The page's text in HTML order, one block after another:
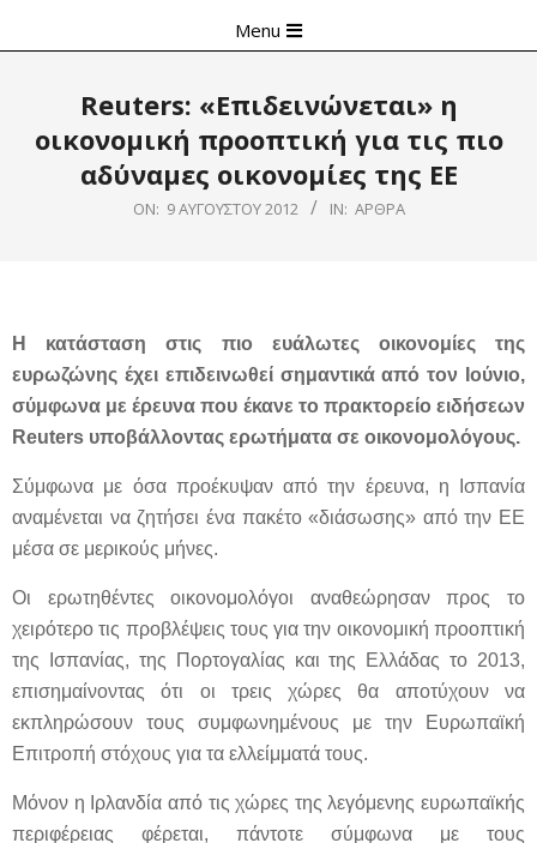
Navigation
Menu
Reuters: «Επιδεινώνεται» η
οικονομική προοπτική για τις πιο
αδύναμες οικονομίες της ΕΕ
ON: 9 ΑΥΓΟΎΣΤΟΥ 2012 IN: ΆΡΘΡΑ
Η κατάσταση στις πιο ευάλωτες οικονομίες της
ευρωζώνης έχει επιδεινωθεί σημαντικά από τον Ιούνιο,
σύμφωνα με έρευνα που έκανε το πρακτορείο ειδήσεων
Reuters υποβάλλοντας ερωτήματα σε οικονομολόγους.
Σύμφωνα με όσα προέκυψαν από την έρευνα, η Ισπανία
αναμένεται να ζητήσει ένα πακέτο «διάσωσης» από την ΕΕ
μέσα σε μερικούς μήνες.
Οι ερωτηθέντες οικονομολόγοι αναθεώρησαν προς το
χειρότερο τις προβλέψεις τους για την οικονομική προοπτική
της Ισπανίας, της Πορτογαλίας και της Ελλάδας το 2013,
επισημαίνοντας ότι οι τρεις χώρες θα αποτύχουν να
εκπληρώσουν τους συμφωνημένους με την Ευρωπαϊκή
Επιτροπή στόχους για τα ελλείμματά τους.
Μόνον η Ιρλανδία από τις χώρες της λεγόμενης ευρωπαϊκής
περιφέρειας φέρεται, πάντοτε σύμφωνα με τους